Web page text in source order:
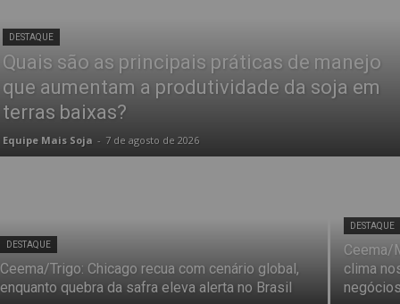
DESTAQUE
Quais são as principais práticas de manejo
que aumentam a produtividade da soja em
terras baixas?
Equipe Mais Soja - 7 de agosto de 2026
DESTAQUE
Ceema/Trigo: Chicago recua com cenário global,
enquanto quebra da safra eleva alerta no Brasil
DESTAQUE
Ceema/
clima